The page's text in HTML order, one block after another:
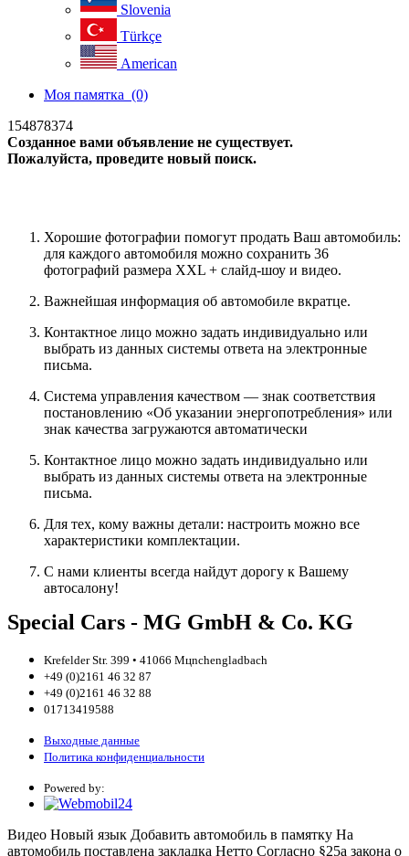
Slovenia
Türkçe
American
Моя памятка (0)
154878374
Созданное вами объявление не существует.
Пожалуйста, проведите новый поиск.
Хорошие фотографии помогут продать Ваш автомобиль:
для каждого автомобиля можно сохранить 36
фотографий размера XXL + слайд-шоу и видео.
Важнейшая информация об автомобиле вкратце.
Контактное лицо можно задать индивидуально или
выбрать из данных системы ответа на электронные
письма.
Система управления качеством — знак соответствия
постановлению «Об указании энергопотребления» или
знак качества загружаются автоматически
Контактное лицо можно задать индивидуально или
выбрать из данных системы ответа на электронные
письма.
Для тех, кому важны детали: настроить можно все
характеристики комплектации.
С нами клиенты всегда найдут дорогу к Вашему
автосалону!
Special Cars - MG GmbH & Co. KG
Krefelder Str. 399 • 41066 Mцnchengladbach
+49 (0)2161 46 32 87
+49 (0)2161 46 32 88
01713419588
Выходные данные
Политика конфиденциальности
Powered by:
Видео Новый язык Добавить автомобиль в памятку На
автомобиль поставлена закладка Нетто Согласно §25a закона о